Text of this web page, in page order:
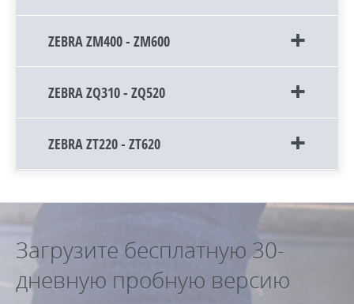
ZEBRA ZM400 - ZM600
ZEBRA ZQ310 - ZQ520
ZEBRA ZT220 - ZT620
Загрузите бесплатную 30-
дневную пробную версию